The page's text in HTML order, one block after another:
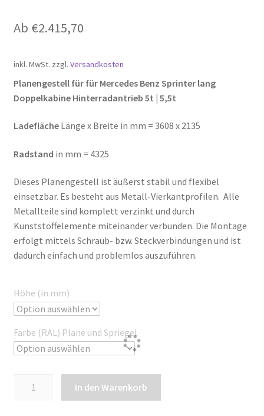
Ab €2.415,70
inkl. MwSt. zzgl. Versandkosten
Planengestell für für Mercedes Benz Sprinter lang
Doppelkabine Hinterradantrieb 5t | 5,5t
LadeflächeLänge x Breite in mm = 3608 x 2135
Radstand in mm = 4325
Dieses Planengestell ist äußerst stabil und flexibel
einsetzbar. Es besteht aus Metall-Vierkantprofilen. Alle
Metallteile sind komplett verzinkt und durch
Kunststoffelemente miteinander verbunden. Die Montage
erfolgt mittels Schraub- bzw. Steckverbindungen und ist
dadurch einfach und problemlos auszuführen.
Höhe (in mm)
Farbe (RAL) Plane und Spriegel
In den Warenkorb